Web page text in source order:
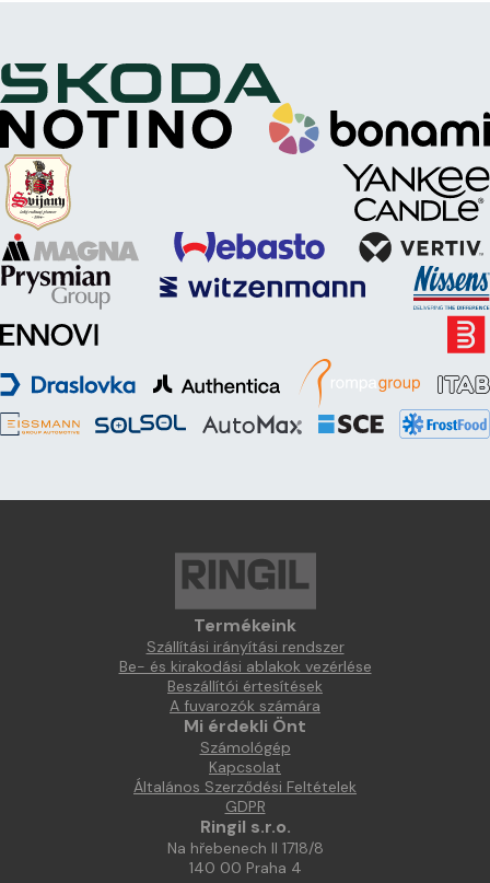
Termékeink
Szállítási irányítási rendszer
Be- és kirakodási ablakok vezérlése
Beszállítói értesítések
A fuvarozók számára
Mi érdekli Önt
Számológép
Kapcsolat
Általános Szerződési Feltételek
GDPR
Ringil s.r.o.
Na hřebenech II 1718/8
140 00 Praha 4